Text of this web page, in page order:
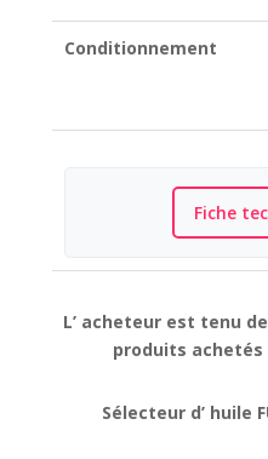
Conditionnement
Fiche
L’ acheteur est tenu
produits achetés
Sélecteur d’ huile